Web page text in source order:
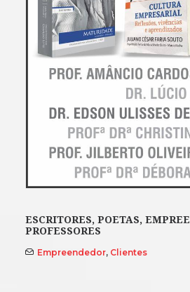
ESCRITORES, POETAS,
PROFESSORES
Empreendedor, Clientes